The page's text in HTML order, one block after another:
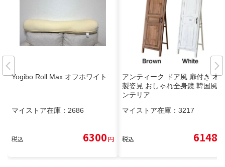
Yogibo Roll Max オフホワイト
マイストア在庫： 2686
税込 6300円
アンティーク ドア風 扉付き 木
製姿見 おしゃれ全身鏡 韓国風イ
ンテリア
マイストア在庫： 3217
税込 6148